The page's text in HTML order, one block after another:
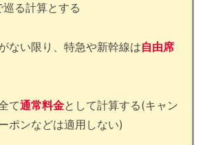
巡る計算とする
ない限り、特急や新幹線は自由席
て通常料金として計算する(キャン
ポンなどは適用しない)